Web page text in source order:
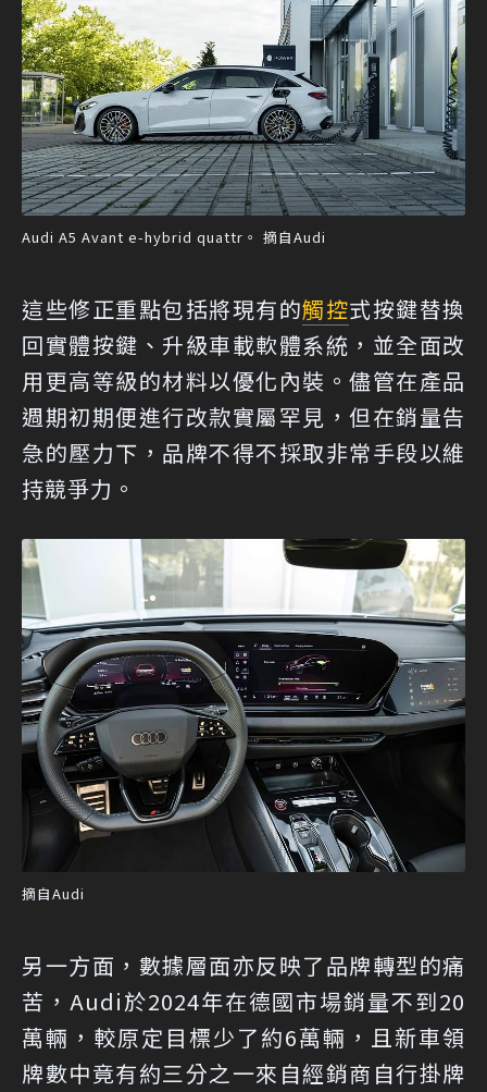
Audi A5 Avant e-hybrid quattr。 摘自Audi
這些修正重點包括將現有的觸控式按鍵替換
回實體按鍵、升級車載軟體系統，並全面改
用更高等級的材料以優化內裝。儘管在產品
週期初期便進行改款實屬罕見，但在銷量告
急的壓力下，品牌不得不採取非常手段以維
持競爭力。
摘自Audi
另一方面，數據層面亦反映了品牌轉型的痛
苦，Audi於2024年在德國市場銷量不到20
萬輛，較原定目標少了約6萬輛，且新車領
牌數中竟有約三分之一來自經銷商自行掛牌